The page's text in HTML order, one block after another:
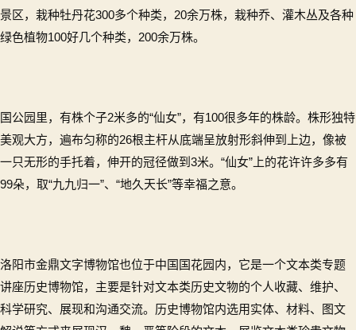
景区，栽种牡丹花300多个种类，20余万株，栽种乔、灌木丛及各种
绿色植物100好几个种类，200余万株。
国公园里，有株个子2米多的“仙女”，有100很多年的株龄。株形独特
美观大方，遍布匀称的26根主杆从底端呈放射形斜伸到上边，像被
一只无形的手托着，伸开的冠径做到3米。“仙女”上的花许许多多有
99朵，取“九九归一”、“地久天长”等幸福之意。
洛阳市金鼎文字博物馆也位于中国国花园内，它是一个文本类专题
讲座历史博物馆，主要是针对文本类历史文物的个人收藏、维护、
科学研究、展现和沟通交流。历史博物馆内选用实体、材料、图文